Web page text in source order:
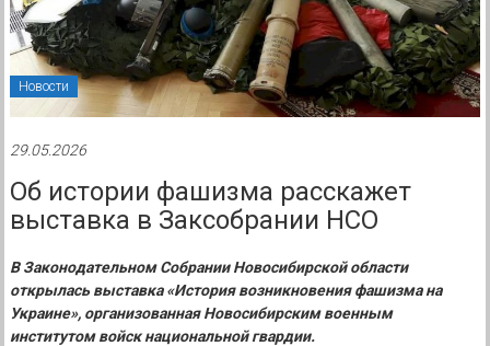
Новости
29.05.2026
Об истории фашизма расскажет
выставка в Заксобрании НСО
В Законодательном Собрании Новосибирской области
открылась выставка «История возникновения фашизма на
Украине», организованная Новосибирским военным
институтом войск национальной гвардии.